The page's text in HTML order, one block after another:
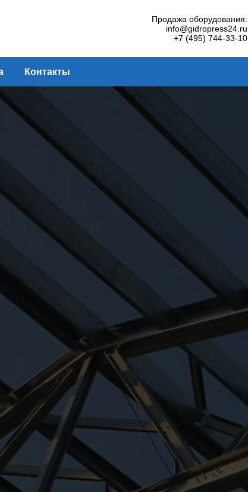
Продажа оборудования:
info@gidropress24.ru
+7 (495) 744-33-10
Контакты